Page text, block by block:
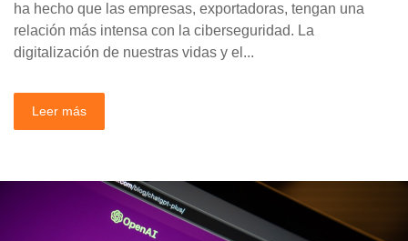
ha hecho que las empresas, exportadoras, tengan una
relación más intensa con la ciberseguridad. La
digitalización de nuestras vidas y el...
Leer más